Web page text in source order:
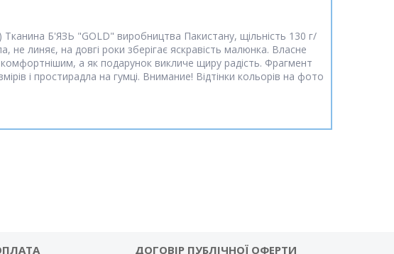
Б'ЯЗЬ "GOLD" виробництва Пакистану, щільність 130 г/
линяє, на довгі роки зберігає яскравість малюнка. Власне
а як подарунок викличе щиру радість. Фрагмент
і простирадла на гумці. Внимание! Відтінки кольорів на фото
ДОГОВІР ПУБЛІЧНОЇ ОФЕРТИ